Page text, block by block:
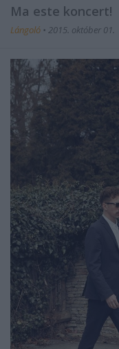
Ma este koncert!
Lángoló • 2015. október 01.